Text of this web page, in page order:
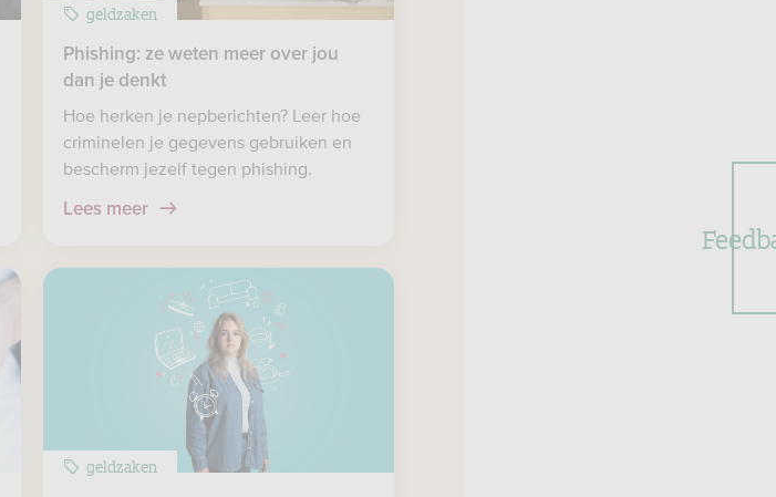
geldzaken
Phishing: ze weten meer over jou
dan je denkt
Hoe herken je nepberichten? Leer hoe
criminelen je gegevens gebruiken en
bescherm jezelf tegen phishing.
Lees meer
geldzaken